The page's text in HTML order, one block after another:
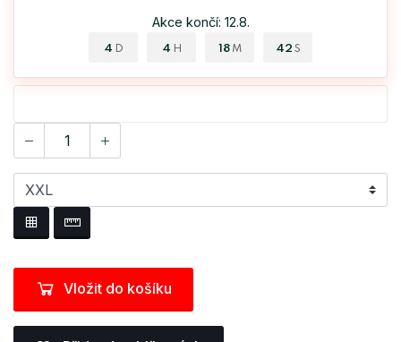
Akce končí: 12.8.
4 D 4 H 18 M 41 S
Vložit do košíku